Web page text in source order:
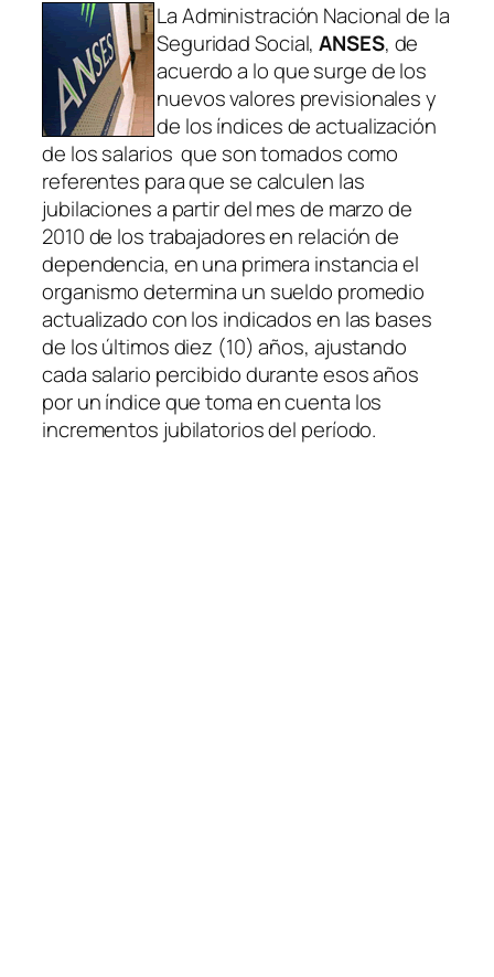
La Administración Nacional de la
Seguridad Social,ANSES, de
acuerdo a lo que surge de los
nuevos valores previsionales y
de los índices de actualización
de los salarios que son tomados como
referentes para que se calculen las
jubilaciones a partir del mes de marzo de
2010 de los trabajadores en relación de
dependencia, en una primera instancia el
organismo determina un sueldo promedio
actualizado con los indicados en las bases
de los últimos diez (10) años, ajustando
cada salario percibido durante esos años
por un índice que toma en cuenta los
incrementos jubilatorios del período.